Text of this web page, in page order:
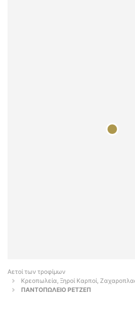
Αετοί των τροφίμων
Κρεοπωλεία, Ξηροί Καρποί,
ΠΑΝΤΟΠΩΛΕΙΟ ΡΕΤΖΕΠ